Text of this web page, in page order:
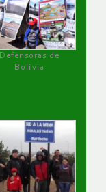
Defensoras de
Bolivia